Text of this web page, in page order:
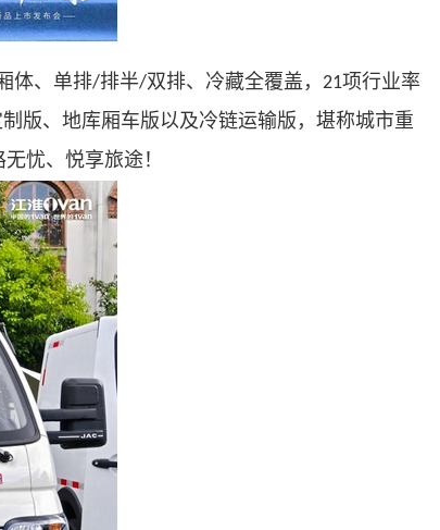
体、单排/排半/双排、冷藏全覆盖， 21项行业率
版、地库厢车版以及冷链运输版，堪称城市重
无忧、悦享旅途！